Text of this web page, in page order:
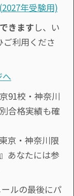
年受験用)
きます し、い
利用くださ
91校・神奈川
合格実績も確
京・神奈川限
』あなたには参
ルの最後にパ